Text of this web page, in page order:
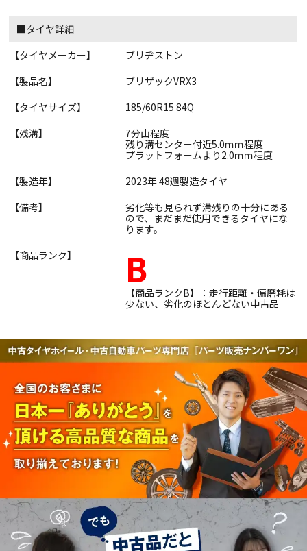
■タイヤ詳細
【タイヤメーカー】
ブリヂストン
【製品名】
ブリザックVRX3
【タイヤサイズ】
185/60R15 84Q
【残溝】
7分山程度
残り溝センター付近5.0ｍｍ程度
プラットフォームより2.0ｍｍ程度
【製造年】
2023年 48週製造タイヤ
【備考】
劣化等も見られず溝残りの十分にある
ので、まだまだ使用できるタイヤにな
ります。
【商品ランク】
B
【商品ランクB】：走行距離・偏磨耗は
少ない、劣化のほとんどない中古品